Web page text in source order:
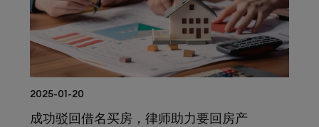
2025-01-20
成功驳回借名买房，律师助力要回房产